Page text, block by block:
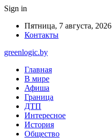
Sign in
Пятница, 7 августа, 2026
Контакты
greenlogic.by
Главная
В мире
Афиша
Граница
ДТП
Интересное
История
Общество